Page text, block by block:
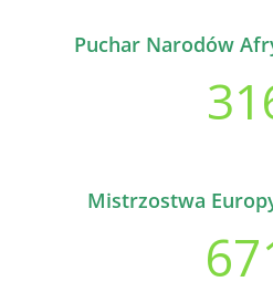
Puchar Narodów
Mistrzostwa